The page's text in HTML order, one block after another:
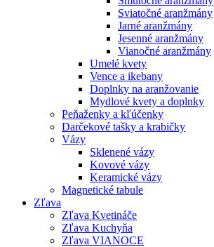
Sviatočné aranžmány
Jarné aranžmány
Jesenné aranžmány
Vianočné aranžmány
Umelé kvety
Vence a ikebany
Doplnky na aranžovanie
Mydlové kvety a doplnky
Peňaženky a kľúčenky
Darčekové tašky a krabičky
Vázy
Sklenené vázy
Kovové vázy
Keramické vázy
Magnetické tabule
Zľava
Zľava Kvetináče
Zľava Kuchyňa
Zľava VIANOCE